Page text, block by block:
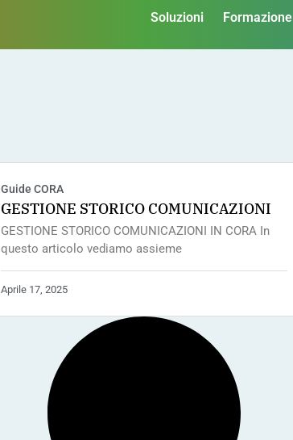
Soluzioni Formazione
Guide CORA
GESTIONE STORICO COMUNICAZIONI
GESTIONE STORICO COMUNICAZIONI IN CORA In
questo articolo vediamo assieme
Aprile 17, 2025